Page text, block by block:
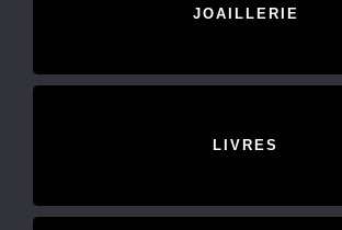
JOAILLERIE
LIVRES